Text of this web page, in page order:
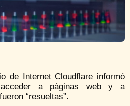
de Internet Cloudflare informó
a páginas web y a
“resueltas”.